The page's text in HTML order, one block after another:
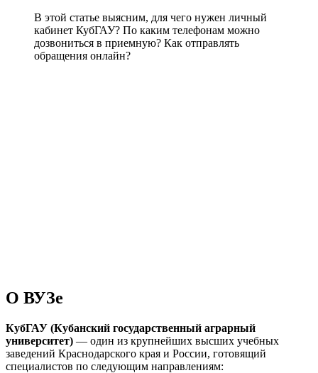
В этой статье выясним, для чего нужен личный
кабинет КубГАУ? По каким телефонам можно
дозвониться в приемную? Как отправлять
обращения онлайн?
О ВУЗе
КубГАУ (Кубанский государственный аграрный
университет) — один из крупнейших высших учебных
заведений Краснодарского края и России, готовящий
специалистов по следующим направлениям: